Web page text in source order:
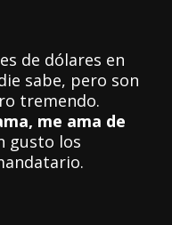
de dólares en
sabe, pero son
tremendo.
me ama de
gusto los